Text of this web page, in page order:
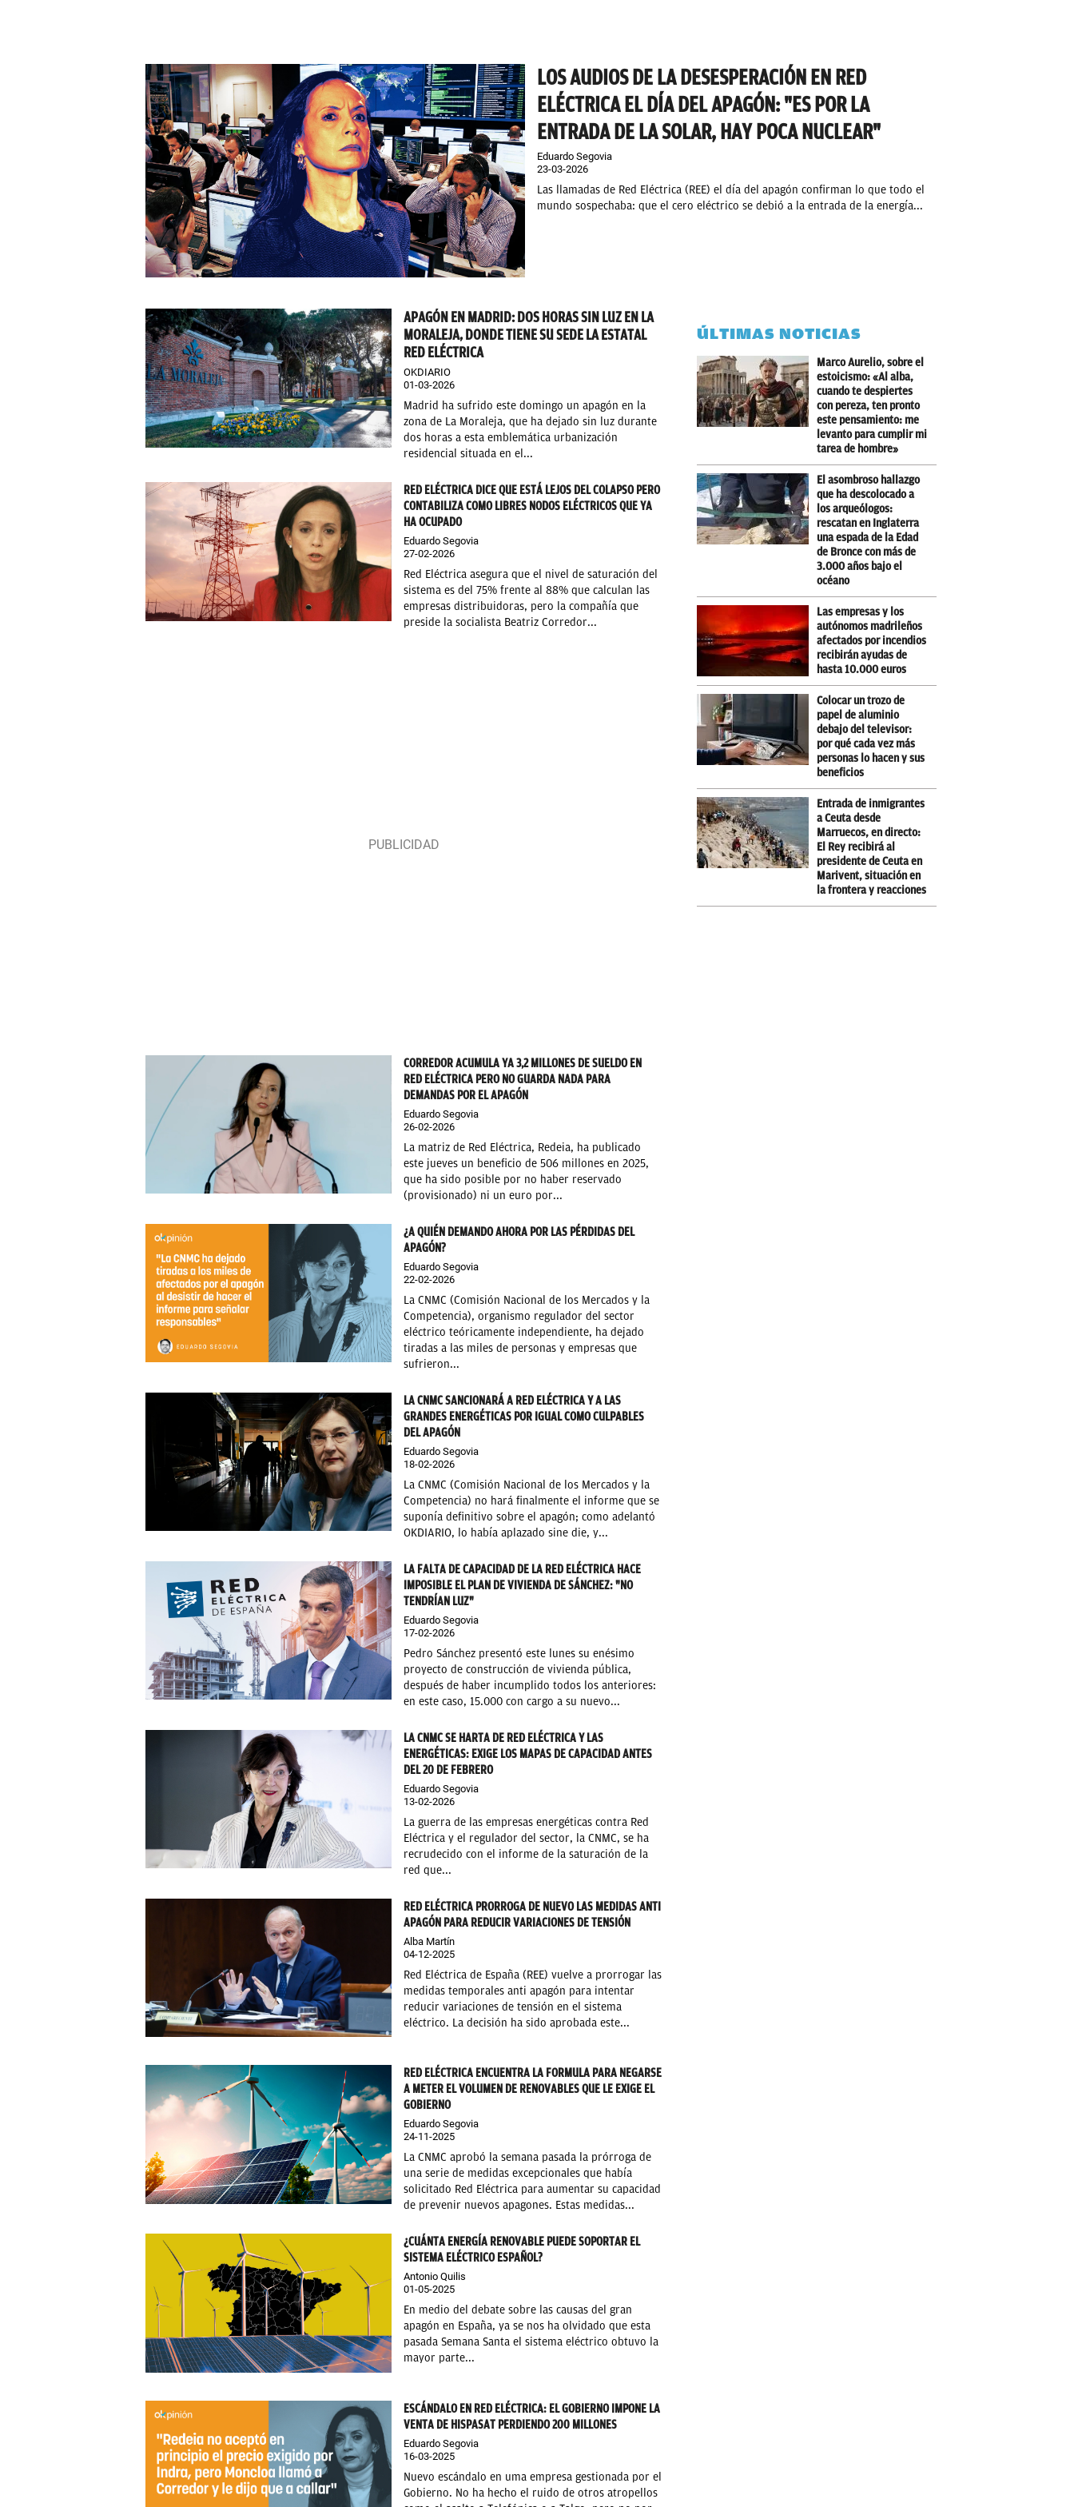
LOS AUDIOS DE LA DESESPERACIÓN EN RED
ELÉCTRICA EL DÍA DEL APAGÓN: "ES POR LA
ENTRADA DE LA SOLAR, HAY POCA NUCLEAR"
Eduardo Segovia
23-03-2026
Las llamadas de Red Eléctrica (REE) el día del apagón confirman lo que todo el
mundo sospechaba: que el cero eléctrico se debió a la entrada de la energía...
APAGÓN EN MADRID: DOS HORAS SIN LUZ EN LA
MORALEJA, DONDE TIENE SU SEDE LA ESTATAL
RED ELÉCTRICA
OKDIARIO
01-03-2026
Madrid ha sufrido este domingo un apagón en la
zona de La Moraleja, que ha dejado sin luz durante
dos horas a esta emblemática urbanización
residencial situada en el...
RED ELÉCTRICA DICE QUE ESTÁ LEJOS DEL COLAPSO PERO
CONTABILIZA COMO LIBRES NODOS ELÉCTRICOS QUE YA
HA OCUPADO
Eduardo Segovia
27-02-2026
Red Eléctrica asegura que el nivel de saturación del
sistema es del 75% frente al 88% que calculan las
empresas distribuidoras, pero la compañía que
preside la socialista Beatriz Corredor...
CORREDOR ACUMULA YA 3,2 MILLONES DE SUELDO EN
RED ELÉCTRICA PERO NO GUARDA NADA PARA
DEMANDAS POR EL APAGÓN
Eduardo Segovia
26-02-2026
La matriz de Red Eléctrica, Redeia, ha publicado
este jueves un beneficio de 506 millones en 2025,
que ha sido posible por no haber reservado
(provisionado) ni un euro por...
¿A QUIÉN DEMANDO AHORA POR LAS PÉRDIDAS DEL
APAGÓN?
Eduardo Segovia
22-02-2026
La CNMC (Comisión Nacional de los Mercados y la
Competencia), organismo regulador del sector
eléctrico teóricamente independiente, ha dejado
tiradas a las miles de personas y empresas que
sufrieron...
LA CNMC SANCIONARÁ A RED ELÉCTRICA Y A LAS
GRANDES ENERGÉTICAS POR IGUAL COMO CULPABLES
DEL APAGÓN
Eduardo Segovia
18-02-2026
La CNMC (Comisión Nacional de los Mercados y la
Competencia) no hará finalmente el informe que se
suponía definitivo sobre el apagón; como adelantó
OKDIARIO, lo había aplazado sine die, y...
LA FALTA DE CAPACIDAD DE LA RED ELÉCTRICA HACE
IMPOSIBLE EL PLAN DE VIVIENDA DE SÁNCHEZ: "NO
TENDRÍAN LUZ"
Eduardo Segovia
17-02-2026
Pedro Sánchez presentó este lunes su enésimo
proyecto de construcción de vivienda pública,
después de haber incumplido todos los anteriores:
en este caso, 15.000 con cargo a su nuevo...
LA CNMC SE HARTA DE RED ELÉCTRICA Y LAS
ENERGÉTICAS: EXIGE LOS MAPAS DE CAPACIDAD ANTES
DEL 20 DE FEBRERO
Eduardo Segovia
13-02-2026
La guerra de las empresas energéticas contra Red
Eléctrica y el regulador del sector, la CNMC, se ha
recrudecido con el informe de la saturación de la
red que...
RED ELÉCTRICA PRORROGA DE NUEVO LAS MEDIDAS ANTI
APAGÓN PARA REDUCIR VARIACIONES DE TENSIÓN
Alba Martín
04-12-2025
Red Eléctrica de España (REE) vuelve a prorrogar las
medidas temporales anti apagón para intentar
reducir variaciones de tensión en el sistema
eléctrico. La decisión ha sido aprobada este...
RED ELÉCTRICA ENCUENTRA LA FORMULA PARA NEGARSE
A METER EL VOLUMEN DE RENOVABLES QUE LE EXIGE EL
GOBIERNO
Eduardo Segovia
24-11-2025
La CNMC aprobó la semana pasada la prórroga de
una serie de medidas excepcionales que había
solicitado Red Eléctrica para aumentar su capacidad
de prevenir nuevos apagones. Estas medidas...
¿CUÁNTA ENERGÍA RENOVABLE PUEDE SOPORTAR EL
SISTEMA ELÉCTRICO ESPAÑOL?
Antonio Quilis
01-05-2025
En medio del debate sobre las causas del gran
apagón en España, ya se nos ha olvidado que esta
pasada Semana Santa el sistema eléctrico obtuvo la
mayor parte...
ESCÁNDALO EN RED ELÉCTRICA: EL GOBIERNO IMPONE LA
VENTA DE HISPASAT PERDIENDO 200 MILLONES
Eduardo Segovia
16-03-2025
Nuevo escándalo en uma empresa gestionada por el
Gobierno. No ha hecho el ruido de otros atropellos
ÚLTIMAS NOTICIAS
Marco Aurelio, sobre el
estoicismo: «Al alba,
cuando te despiertes
con pereza, ten pronto
este pensamiento: me
levanto para cumplir mi
tarea de hombre»
El asombroso hallazgo
que ha descolocado a
los arqueólogos:
rescatan en Inglaterra
una espada de la Edad
de Bronce con más de
3.000 años bajo el
océano
Las empresas y los
autónomos madrileños
afectados por incendios
recibirán ayudas de
hasta 10.000 euros
Colocar un trozo de
papel de aluminio
debajo del televisor:
por qué cada vez más
personas lo hacen y sus
beneficios
Entrada de inmigrantes
a Ceuta desde
Marruecos, en directo:
El Rey recibirá al
presidente de Ceuta en
Marivent, situación en
la frontera y reacciones